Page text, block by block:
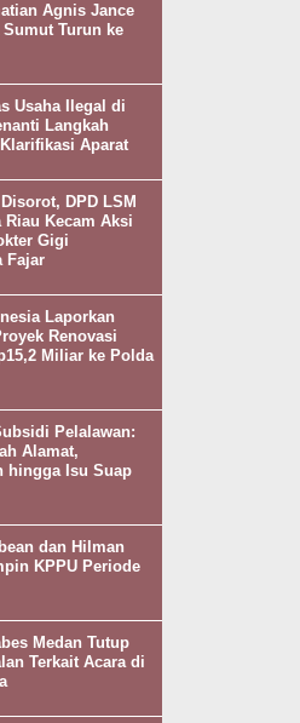
Agnis Jance
Turun ke
Usaha Ilegal di
Langkah
Aparat
DPD LSM
Riau Kecam Aksi
Gigi
Fajar
Laporkan
Renovasi
Miliar ke Polda
Pelalawan:
Alamat,
hingga Isu Suap
dan Hilman
KPPU Periode
Medan Tutup
Terkait Acara di